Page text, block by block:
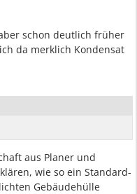
schon deutlich früher
da merklich Kondensat
aus Planer und
wie so ein Standard-
Gebäudehülle